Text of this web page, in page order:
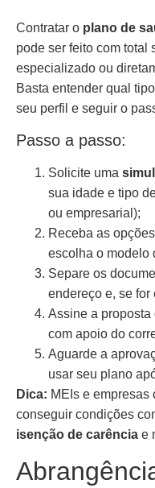
Contratar o plano de
pode ser feito com total
especializado ou
Basta entender qual
seu perfil e seguir o
Passo a passo:
Solicite uma
sua idade e tipo
ou empresarial);
Receba as
escolha o modelo
Separe os
endereço e, se for
Assine a
com apoio do
Aguarde a
usar seu plano
Dica: MEIs e empresas
conseguir condições
isenção de carência e